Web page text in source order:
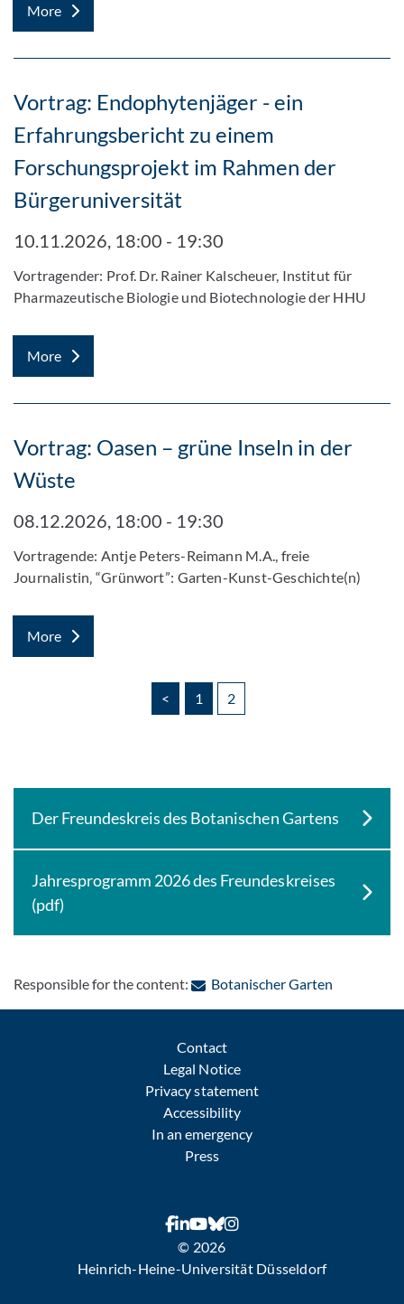
More
Vortrag: Endophytenjäger - ein
Erfahrungsbericht zu einem
Forschungsprojekt im Rahmen der
Bürgeruniversität
10.11.2026, 18:00 - 19:30
Vortragender: Prof. Dr. Rainer Kalscheuer, Institut für
Pharmazeutische Biologie und Biotechnologie der HHU
More
Vortrag: Oasen – grüne Inseln in der
Wüste
08.12.2026, 18:00 - 19:30
Vortragende: Antje Peters-Reimann M.A., freie
Journalistin‚ “Grünwort”: Garten-Kunst-Geschichte(n)
More
< 1 2
Der Freundeskreis des Botanischen Gartens
Jahresprogramm 2026 des Freundeskreises
(pdf)
Responsible for the content: Botanischer Garten: Contact
Contact
Legal Notice
Privacy statement
Accessibility
In an emergency
Press
© 2026
Heinrich-Heine-Universität Düsseldorf